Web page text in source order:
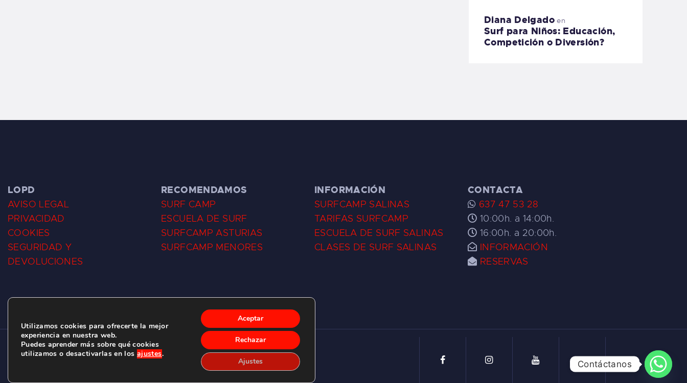
Diana Delgadoen
Surf para Niños: Educación,
Competición o Diversión?
LOPD
AVISO LEGAL
PRIVACIDAD
COOKIES
SEGURIDAD Y
DEVOLUCIONES
RECOMENDAMOS
SURF CAMP
ESCUELA DE SURF
SURFCAMP ASTURIAS
SURFCAMP MENORES
INFORMACIÓN
SURFCAMP SALINAS
TARIFAS SURFCAMP
ESCUELA DE SURF SALINAS
CLASES DE SURF SALINAS
CONTACTA
637 47 53 28
10:00h. a 14:00h.
16:00h. a 20:00h.
INFORMACIÓN
RESERVAS
CLUB DE SURF LAS DUNAS ©2026.
C/ BERNARDO ÁLVAREZ GALAN 1, SALINAS (ASTURIAS)
Utilizamos cookies para ofrecerte la mejor
experiencia en nuestra web.
Puedes aprender más sobre qué cookies
utilizamos o desactivarlas en los ajustes.
Aceptar
Rechazar
Ajustes Contáctanos